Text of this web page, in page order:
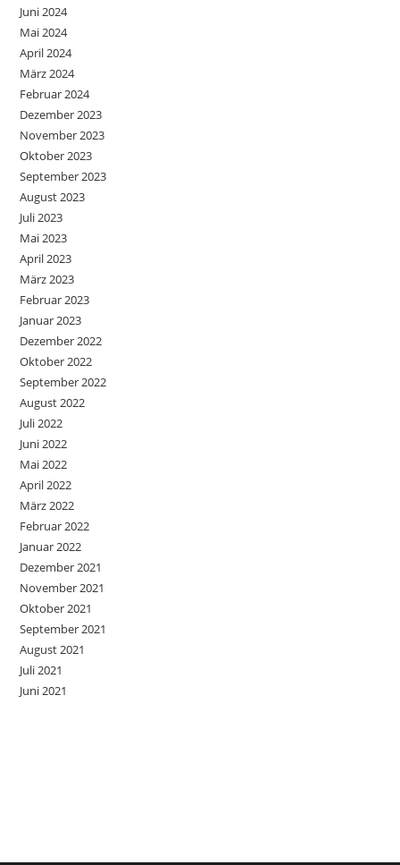
Juni 2024
Mai 2024
April 2024
März 2024
Februar 2024
Dezember 2023
November 2023
Oktober 2023
September 2023
August 2023
Juli 2023
Mai 2023
April 2023
März 2023
Februar 2023
Januar 2023
Dezember 2022
Oktober 2022
September 2022
August 2022
Juli 2022
Juni 2022
Mai 2022
April 2022
März 2022
Februar 2022
Januar 2022
Dezember 2021
November 2021
Oktober 2021
September 2021
August 2021
Juli 2021
Juni 2021